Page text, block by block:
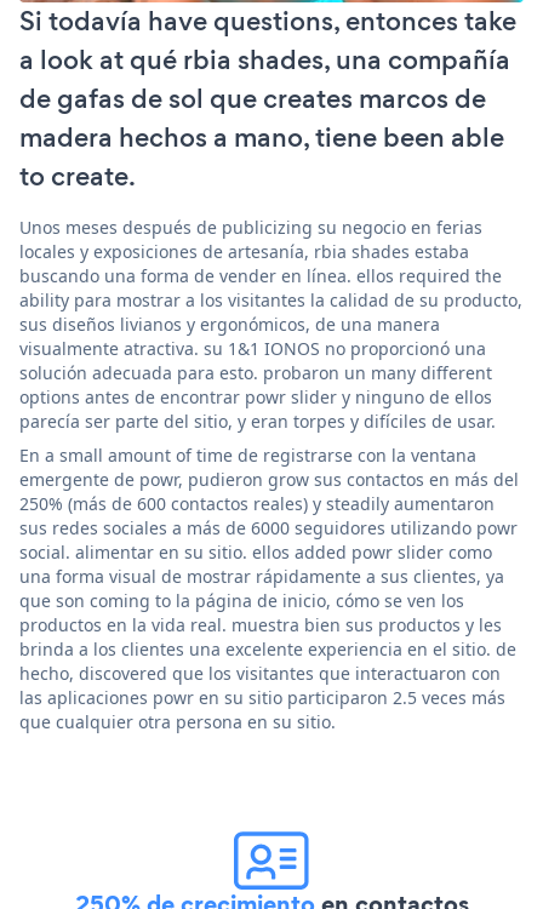
Si todavía have questions, entonces take
a look at qué rbia shades, una compañía
de gafas de sol que creates marcos de
madera hechos a mano, tiene been able
to create.
Unos meses después de publicizing su negocio en ferias
locales y exposiciones de artesanía, rbia shades estaba
buscando una forma de vender en línea. ellos required the
ability para mostrar a los visitantes la calidad de su producto,
sus diseños livianos y ergonómicos, de una manera
visualmente atractiva. su 1&1 IONOS no proporcionó una
solución adecuada para esto. probaron un many different
options antes de encontrar powr slider y ninguno de ellos
parecía ser parte del sitio, y eran torpes y difíciles de usar.
En a small amount of time de registrarse con la ventana
emergente de powr, pudieron grow sus contactos en más del
250% (más de 600 contactos reales) y steadily aumentaron
sus redes sociales a más de 6000 seguidores utilizando powr
social. alimentar en su sitio. ellos added powr slider como
una forma visual de mostrar rápidamente a sus clientes, ya
que son coming to la página de inicio, cómo se ven los
productos en la vida real. muestra bien sus productos y les
brinda a los clientes una excelente experiencia en el sitio. de
hecho, discovered que los visitantes que interactuaron con
las aplicaciones powr en su sitio participaron 2.5 veces más
que cualquier otra persona en su sitio.